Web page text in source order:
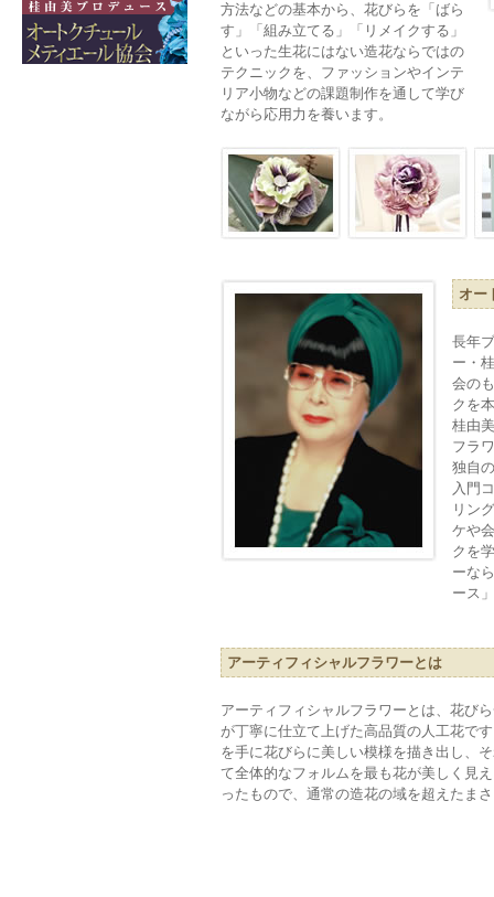
方法などの基本から、花びらを「ばら
す」「組み立てる」「リメイクする」
といった生花にはない造花ならではの
テクニックを、ファッションやインテ
リア小物などの課題制作を通して学び
ながら応用力を養います。
オー
長年
ー・
会の
クを
桂由
フラ
独自
入門
リン
ケや
クを
ーな
ース
アーティフィシャルフラワーとは
アーティフィシャルフラワーとは、花び
が丁寧に仕立て上げた高品質の人工花で
を手に花びらに美しい模様を描き出し、
て全体的なフォルムを最も花が美しく見
ったもので、通常の造花の域を超えたま